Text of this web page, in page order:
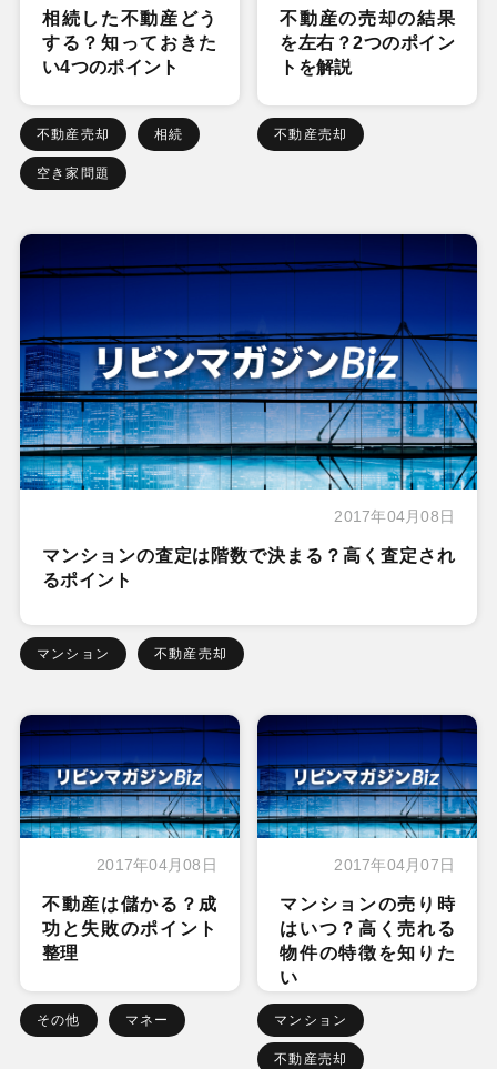
相続した不動産どう
する？知っておきた
い4つのポイント
不動産売却 相続
空き家問題
不動産の売却の結果
を左右？2つのポイン
トを解説
不動産売却
2017年04月08日
マンションの査定は階数で決まる？高く査定され
るポイント
マンション 不動産売却
2017年04月08日
不動産は儲かる？成
功と失敗のポイント
整理
その他 マネー
2017年04月07日
マンションの売り時
はいつ？高く売れる
物件の特徴を知りた
い
マンション
不動産売却